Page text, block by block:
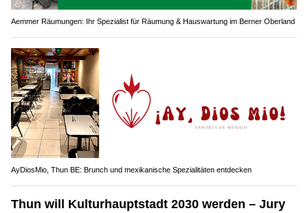
Aemmer Räumungen: Ihr Spezialist für Räumung & Hauswartung im Berner Oberland
AyDiosMio, Thun BE: Brunch und mexikanische Spezialitäten entdecken
Thun will Kulturhauptstadt 2030 werden – Jury